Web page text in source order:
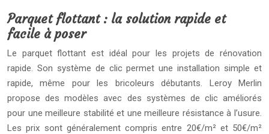
Parquet flottant : la solution rapide et
facile à poser
Le parquet flottant est idéal pour les projets de rénovation
rapide. Son système de clic permet une installation simple et
rapide, même pour les bricoleurs débutants. Leroy Merlin
propose des modèles avec des systèmes de clic améliorés
pour une meilleure stabilité et une meilleure résistance à l’usure.
Les prix sont généralement compris entre 20€/m² et 50€/m²